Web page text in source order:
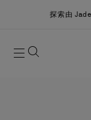
探索由